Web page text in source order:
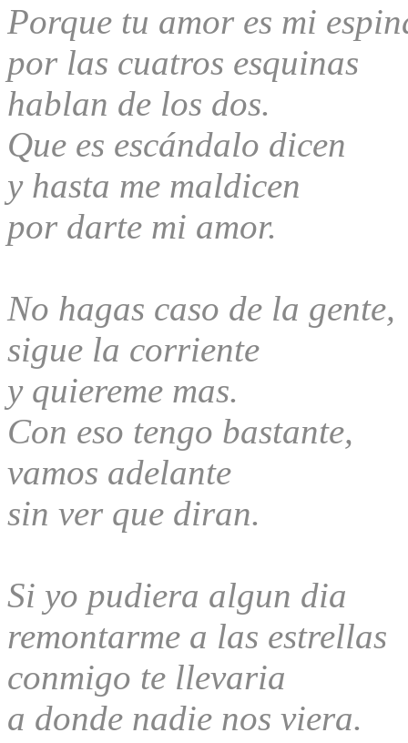
Porque tu amor es mi
por las cuatros esquinas
hablan de los dos.
Que es escándalo dicen
y hasta me maldicen
por darte mi amor.
No hagas caso de la gente,
sigue la corriente
y quiereme mas.
Con eso tengo bastante,
vamos adelante
sin ver que diran.
Si yo pudiera algun dia
remontarme a las estrellas
conmigo te llevaria
a donde nadie nos viera.